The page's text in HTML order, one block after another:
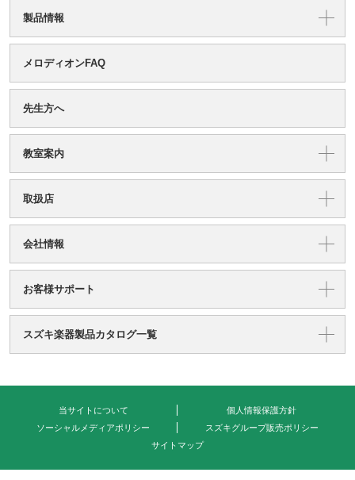
製品情報
メロディオンFAQ
先生方へ
教室案内
取扱店
会社情報
お客様サポート
スズキ楽器製品カタログ一覧
当サイトについて
個人情報保護方針
ソーシャルメディアポリシー
スズキグループ販売ポリシー
サイトマップ